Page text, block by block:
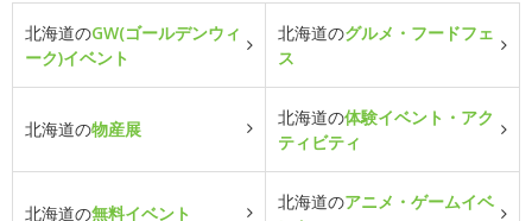
北海道のGW(ゴールデンウィ
ーク)イベント
北海道のグルメ・フードフェ
ス
北海道の物産展
北海道の体験イベント・アク
ティビティ
北海道の無料イベント
北海道のアニメ・ゲームイベ